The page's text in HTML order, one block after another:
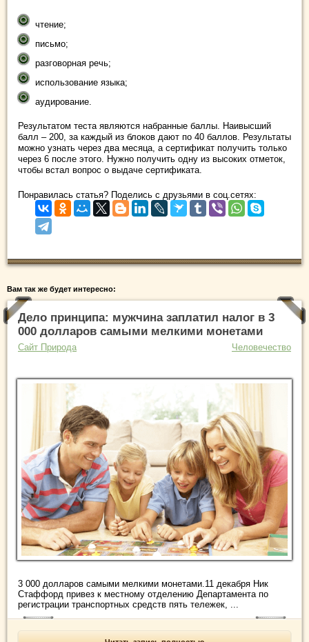
чтение;
письмо;
разговорная речь;
использование языка;
аудирование.
Результатом теста являются набранные баллы. Наивысший
балл – 200, за каждый из блоков дают по 40 баллов. Результаты
можно узнать через два месяца, а сертификат получить только
через 6 после этого. Нужно получить одну из высоких отметок,
чтобы встал вопрос о выдаче сертификата.
Понравилась статья? Поделись с друзьями в соц.сетях:
Вам так же будет интересно:
Дело принципа: мужчина заплатил налог в 3
000 долларов самыми мелкими монетами
Сайт Природа Человечество
3 000 долларов самыми мелкими монетами.11 декабря Ник
Стаффорд привез к местному отделению Департамента по
регистрации транспортных средств пять тележек, ...